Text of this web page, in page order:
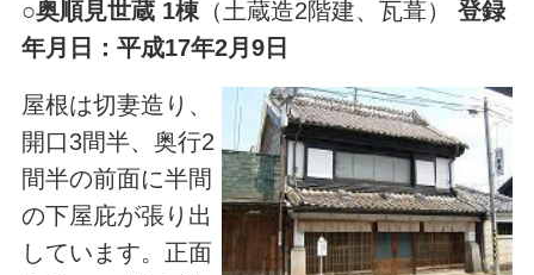
○奥順見世蔵 1棟（土蔵造2階建、瓦葺） 登録
年月日：平成17年2月9日
屋根は切妻造り、
開口3間半、奥行2
間半の前面に半間
の下屋庇が張り出
しています。正面